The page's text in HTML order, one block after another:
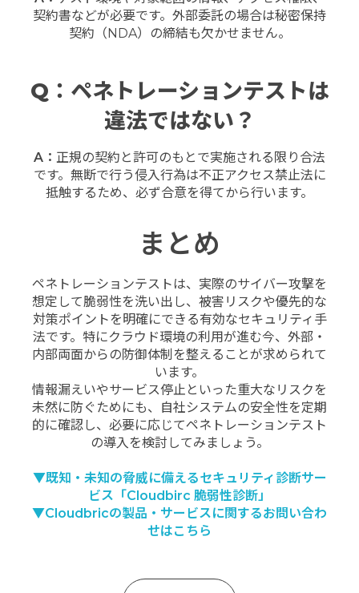
契約書などが必要です。外部委託の場合は秘密保持
契約（NDA）の締結も欠かせません。
Q：ペネトレーションテストは
違法ではない？
A： 正規の契約と許可のもとで実施される限り合法
です。無断で行う侵入行為は不正アクセス禁止法に
抵触するため、必ず合意を得てから行います。
まとめ
ペネトレーションテストは、実際のサイバー攻撃を
想定して脆弱性を洗い出し、被害リスクや優先的な
対策ポイントを明確にできる有効なセキュリティ手
法です。特にクラウド環境の利用が進む今、外部・
内部両面からの防御体制を整えることが求められて
います。
情報漏えいやサービス停止といった重大なリスクを
未然に防ぐためにも、自社システムの安全性を定期
的に確認し、必要に応じてペネトレーションテスト
の導入を検討してみましょう。
▼既知・未知の脅威に備えるセキュリティ診断サー
ビス「Cloudbirc 脆弱性診断」
▼Cloudbricの製品・サービスに関するお問い合わ
せはこちら